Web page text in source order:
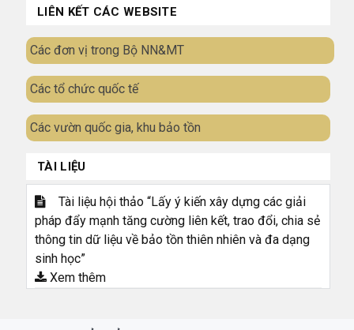
LIÊN KẾT CÁC WEBSITE
Các đơn vị trong Bộ NN&MT
Các tổ chức quốc tế
Các vườn quốc gia, khu bảo tồn
TÀI LIỆU
Tài liệu hội thảo “Lấy ý kiến xây dựng các giải
pháp đẩy mạnh tăng cường liên kết, trao đổi, chia sẻ
thông tin dữ liệu về bảo tồn thiên nhiên và đa dạng
sinh học”
Xem thêm